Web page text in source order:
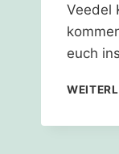
Veedel
euch